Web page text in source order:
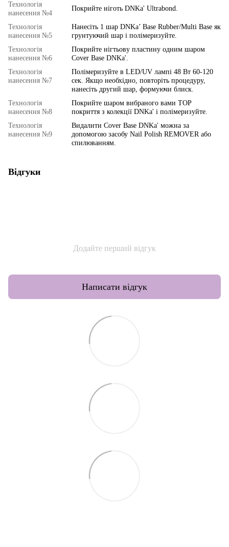
Технологія
нанесення №4
Покрийте ніготь DNKa' Ultrabond.
Технологія
нанесення №5
Нанесіть 1 шар DNKa’ Base Rubber/Multi Base як
грунтуючий шар і полімеризуйте.
Технологія
нанесення №6
Покрийте нігтьову пластину одним шаром
Cover Base DNKa'.
Технологія
нанесення №7
Полімеризуйте в LED/UV лампі 48 Вт 60-120
сек. Якщо необхідно, повторіть процедуру,
нанесіть другий шар, формуючи блиск.
Технологія
нанесення №8
Покрийте шаром вибраного вами TOP
покриття з колекції DNKa' і полімеризуйте.
Технологія
нанесення №9
Видалити Cover Base DNKa' можна за
допомогою засобу Nail Polish REMOVER або
спилюванням.
Відгуки
Додайте перший відгук
Написати відгук